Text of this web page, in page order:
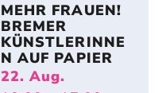
MEHR FRAUEN!
BREMER
KÜNSTLERINNE
N AUF PAPIER
22. Aug.